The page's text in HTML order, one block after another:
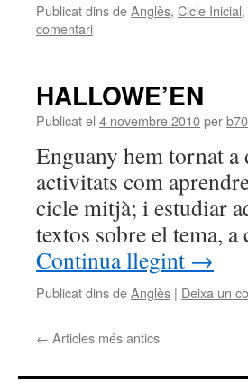
Publicat dins deAnglès, Cicle Inicial,
comentari
HALLOWE’EN
Publicat el 4 novembre 2010per
Enguany hem tornat a
activitats com
cicle mitjà; i estudiar
textos sobre el tema,
Continua llegint →
Publicat dins deAnglès | Deixa un
← Articles més antics